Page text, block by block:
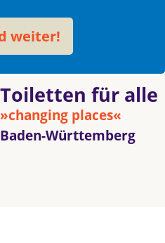
weiter!
Toiletten für alle
»changing places«
Baden-Württemberg